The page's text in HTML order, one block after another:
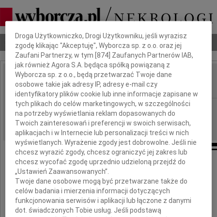
Nekrologi Odeszli Poradnik pogrzebowy
IMIĘ I NAZWISKO: Marek Adamik
REGION: Kraków
DATA EMISJI: 19.04.2018
Marek Adamik
Dbamy o Twoją prywatność
Droga Użytkowniczko, Drogi Użytkowniku, jeśli wyrazisz
zgodę klikając "Akceptuję", Wyborcza sp. z o.o. oraz jej
Zaufani Partnerzy, w tym [874 ] Zaufanych Partnerów IAB,
jak również Agora S.A. będąca spółką powiązaną z
Wyborcza sp. z o.o., będą przetwarzać Twoje dane
osobowe takie jak adresy IP, adresy e-mail czy
identyfikatory plików cookie lub inne informacje zapisane w
tych plikach do celów marketingowych, w szczególności
na potrzeby wyświetlania reklam dopasowanych do
Twoich zainteresowań i preferencji w swoich serwisach,
aplikacjach i w Internecie lub personalizacji treści w nich
wyświetlanych. Wyrażenie zgody jest dobrowolne. Jeśli nie
chcesz wyrazić zgody, chcesz ograniczyć jej zakres lub
chcesz wycofać zgodę uprzednio udzieloną przejdź do
„Ustawień Zaawansowanych”.
Twoje dane osobowe mogą być przetwarzane także do
celów badania i mierzenia informacji dotyczących
funkcjonowania serwisów i aplikacji lub łączone z danymi
dot. świadczonych Tobie usług. Jeśli podstawą